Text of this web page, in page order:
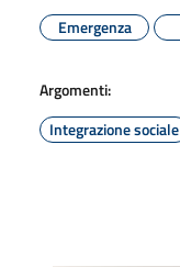
Emergenza
Argomenti:
Integrazione sociale